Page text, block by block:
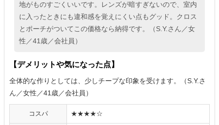
地がものすごくいいです。レンズが暗すぎないので、室内
に入ったときにも違和感を覚えにくい点もグッド。クロス
とポーチがついてこの価格なら納得です。（S.Y.さん／女
性／41歳／会社員）
【デメリットや気になった点】
全体的な作りとしては、少しチープな印象を受けます。（S.Y.さ
ん／女性／41歳／会社員）
コスパ ★★★★☆